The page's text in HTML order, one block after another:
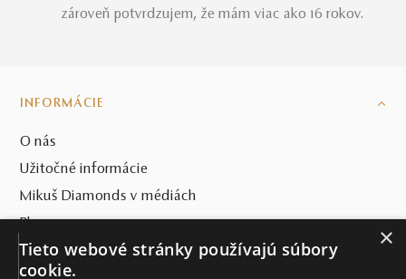
zároveň potvrdzujem, že mám viac ako 16 rokov.
INFORMÁCIE
O nás
Užitočné informácie
Mikuš Diamonds v médiách
Blog
SVET MIKUŠ DIAMONDS
×
Tieto webové stránky používajú súbory
cookie.